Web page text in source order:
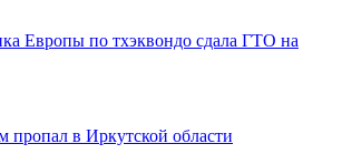
Европы по тхэквондо сдала ГТО на
пропал в Иркутской области